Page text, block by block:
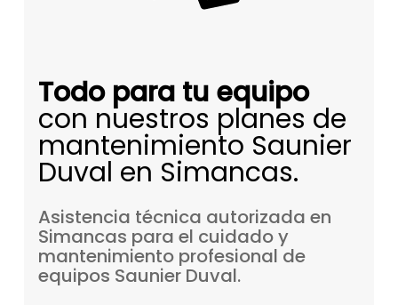
Todo para tu equipo
con nuestros planes de
mantenimiento Saunier
Duval en Simancas.
Asistencia técnica autorizada en
Simancas para el cuidadoy
mantenimiento profesional de
equipos Saunier Duval.